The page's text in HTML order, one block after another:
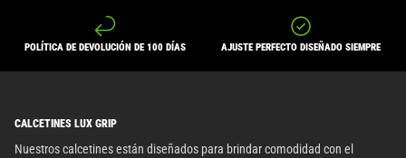
POLÍTICA DE DEVOLUCIÓN DE 100 DÍAS AJUSTE PERFECTO DISEÑADO SIEMPRE
CALCETINES LUX GRIP
Nuestros calcetines están diseñados para brindar comodidad con el